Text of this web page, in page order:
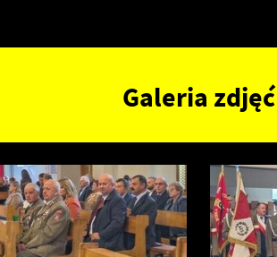
Galeria zdjęć